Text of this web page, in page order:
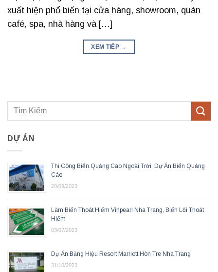
xuất hiện phổ biến tại cửa hàng, showroom, quán
café, spa, nhà hàng và […]
XEM TIẾP →
DỰ ÁN
Thi Công Biển Quảng Cáo Ngoài Trời, Dự Án Biển Quảng
Cáo
20/09/2023
Làm Biển Thoát Hiểm Vinpearl Nha Trang, Biển Lối Thoát
Hiểm
03/07/2023
Dự Án Bảng Hiệu Resort Marriott Hòn Tre Nha Trang
31/10/2023